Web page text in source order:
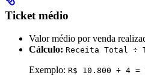
Ticket médio
Valor médio por venda
Cálculo: Receita Total ÷
Exemplo: R$ 10.800 ÷ 4 =